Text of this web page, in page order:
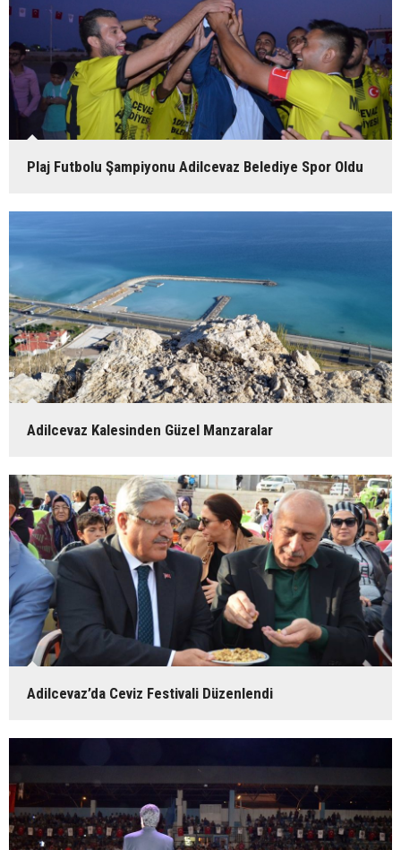
Plaj Futbolu Şampiyonu Adilcevaz Belediye Spor Oldu
Adilcevaz Kalesinden Güzel Manzaralar
Adilcevaz’da Ceviz Festivali Düzenlendi